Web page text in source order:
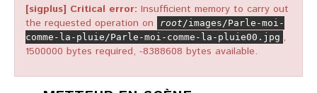
[sigplus] Critical error: Insufficient memory to carry out
the requested operation on
root/images/Parle-moi-
comme-la-pluie/Parle-moi-comme-la-pluie00.jpg ,
1500000 bytes required, -8388608 bytes available.